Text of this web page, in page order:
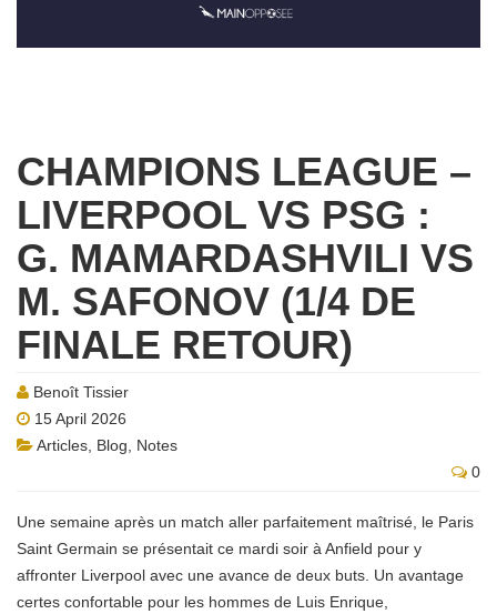
CHAMPIONS LEAGUE –
LIVERPOOL VS PSG :
G. MAMARDASHVILI VS
M. SAFONOV (1/4 DE
FINALE RETOUR)
Benoît Tissier
15 April 2026
Articles Blog
Notes
0
Une semaine après un match aller parfaitement maîtrisé, le Paris
Saint Germain se présentait ce mardi soir à Anfield pour y
affronter Liverpool avec une avance de deux buts. Un avantage
certes confortable pour les hommes de Luis Enrique,